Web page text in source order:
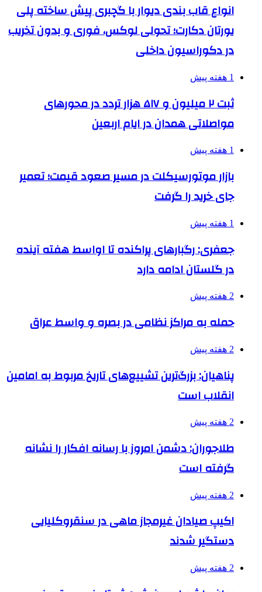
انواع قاب بندی دیوار با گچبری پیش ساخته پلی
یورتان دکارت؛ تحولی لوکس، فوری و بدون تخریب
در دکوراسیون داخلی
1 هفته پیش
ثبت ۲ میلیون و ۵۱۷ هزار تردد در محورهای
مواصلاتی همدان در ایام اربعین
1 هفته پیش
بازار موتورسیکلت در مسیر صعود قیمت؛ تعمیر
جای خرید را گرفت
1 هفته پیش
جعفری: رگبارهای پراکنده تا اواسط هفته آینده
در گلستان ادامه دارد
2 هفته پیش
حمله به مراکز نظامی در بصره و واسط عراق
2 هفته پیش
پناهیان: بزرگ‌ترین تشییع‌های تاریخ مربوط به امامین
انقلاب است
2 هفته پیش
طلاجوران: دشمن امروز با رسانه افکار را نشانه
گرفته است
2 هفته پیش
اکیپ صیادان غیرمجاز ماهی در سنقروکلیایی
دستگیر شدند
2 هفته پیش